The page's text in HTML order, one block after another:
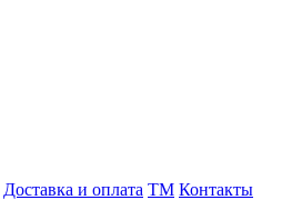
Доставка и оплата TM Контакты